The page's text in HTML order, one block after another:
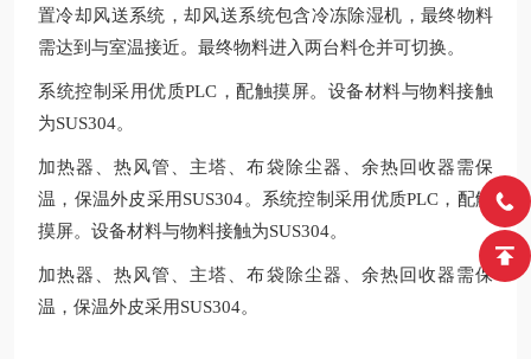
置冷却风送系统，却风送系统包含冷冻除湿机，最终物料
需达到与室温接近。最终物料进入两台料仓并可切换。
系统控制采用优质PLC，配触摸屏。设备材料与物料接触
为SUS304。
加热器、热风管、主塔、布袋除尘器、余热回收器需保
温，保温外皮采用SUS304。系统控制采用优质PLC，配触
摸屏。设备材料与物料接触为SUS304。
加热器、热风管、主塔、布袋除尘器、余热回收器需保
温，保温外皮采用SUS304。